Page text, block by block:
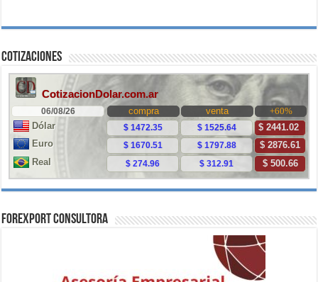
Cotizaciones
ForExport Consultora